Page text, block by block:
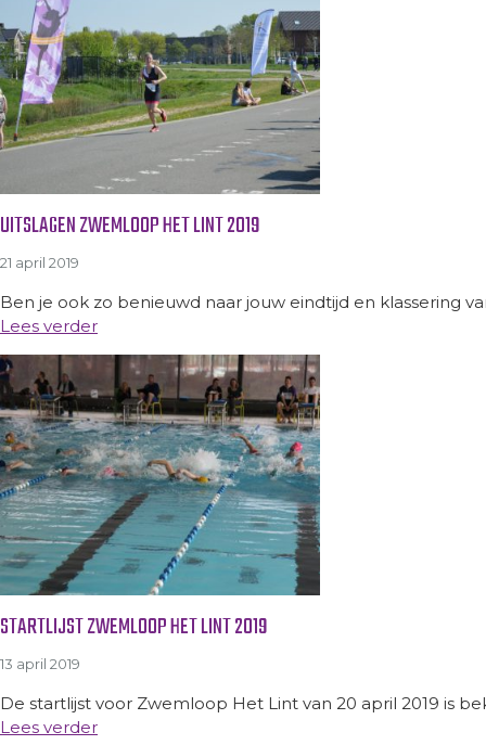
UITSLAGEN ZWEMLOOP HET LINT 2019
21 april 2019
Ben je ook zo benieuwd naar jouw eindtijd en klassering
Lees verder
STARTLIJST ZWEMLOOP HET LINT 2019
13 april 2019
De startlijst voor Zwemloop Het Lint van 20 april 2019 is
Lees verder